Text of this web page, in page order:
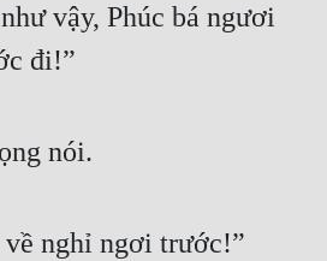
vậy, Phúc bá ngươi
đi!”
nói.
nghỉ ngơi trước!”